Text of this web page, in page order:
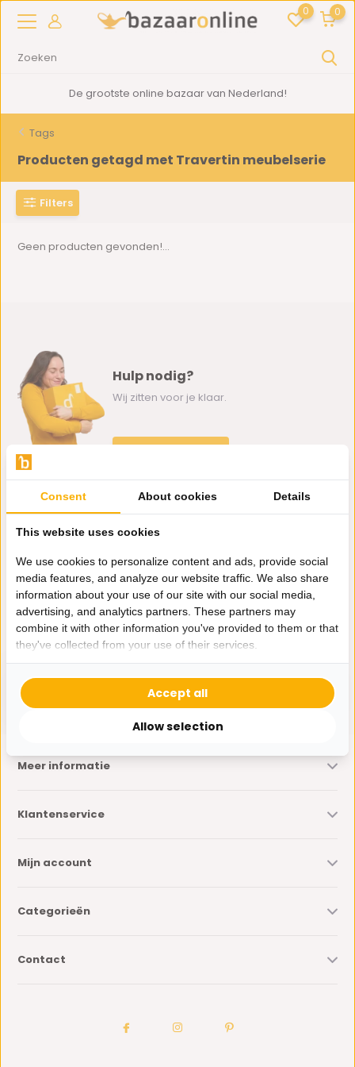
0 0
De grootste online bazaar van Nederland!
Tags
Producten getagd met Travertin meubelserie
Filters
Geen producten gevonden!...
Hulp nodig?
Wij zitten voor je klaar.
klantenservice@bazaaronline.nl
Ontvang de nieuwste aanbiedingen en promoties. We zullen
je niet spammen, beloofd.
* Lees hier de wettelijke beperkingen
Meer informatie
Klantenservice
Mijn account
Categorieën
Contact
Consent About cookies Details
This website uses cookies
We use cookies to personalize content and ads, provide social
media features, and analyze our website traffic. We also share
information about your use of our site with our social media,
advertising, and analytics partners. These partners may
combine it with other information you've provided to them or that
they've collected from your use of their services.
Allow selection
Accept all